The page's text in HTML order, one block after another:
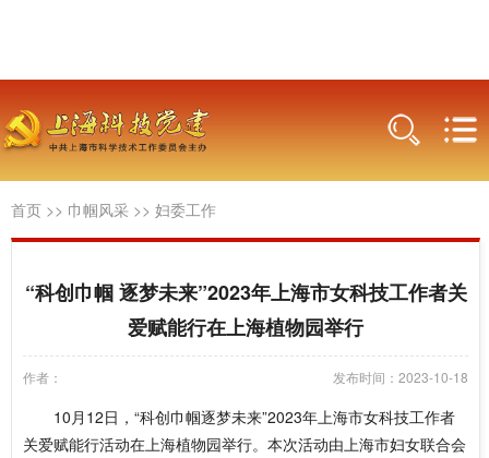
首页 >> 巾帼风采 >> 妇委工作
“科创巾帼 逐梦未来”2023年上海市女科技工作者关
爱赋能行在上海植物园举行
作者： 发布时间：2023-10-18
10月12日，“科创巾帼逐梦未来”2023年上海市女科技工作者
关爱赋能行活动在上海植物园举行。本次活动由上海市妇女联合会